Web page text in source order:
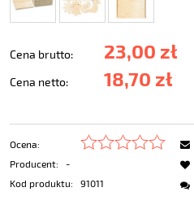
Cena brutto: 23,00 zł
Cena netto: 18,70 zł
Ocena:
Producent:
-
Kod produktu:
91011